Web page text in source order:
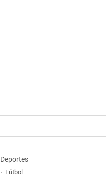
Deportes
Fútbol